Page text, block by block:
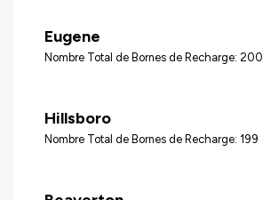
Eugene
Nombre Total de Bornes de Recharge: 200
Hillsboro
Nombre Total de Bornes de Recharge: 199